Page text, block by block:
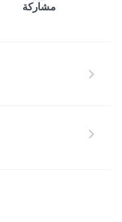
مشاركة